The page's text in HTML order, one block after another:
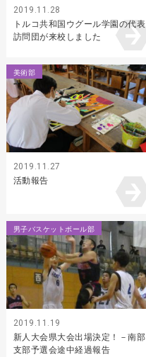
2019.11.28
トルコ共和国ウグール学園の代表
訪問団が来校しました
美術部
2019.11.27
活動報告
男子バスケットボール部
2019.11.19
新人大会県大会出場決定！－南部
支部予選会途中経過報告